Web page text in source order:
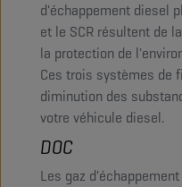
d'échappement diesel
et le SCR résultent de
la protection de
Ces trois systèmes de
diminution des
votre véhicule diesel.
DOC
Les gaz